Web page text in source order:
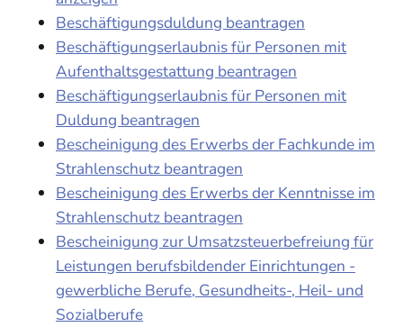
Beschäftigungsduldung beantragen
Beschäftigungserlaubnis für Personen mit
Aufenthaltsgestattung beantragen
Beschäftigungserlaubnis für Personen mit
Duldung beantragen
Bescheinigung des Erwerbs der Fachkunde im
Strahlenschutz beantragen
Bescheinigung des Erwerbs der Kenntnisse im
Strahlenschutz beantragen
Bescheinigung zur Umsatzsteuerbefreiung für
Leistungen berufsbildender Einrichtungen -
gewerbliche Berufe, Gesundheits-, Heil- und
Sozialberufe